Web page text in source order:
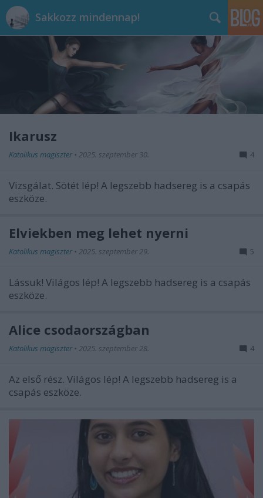
Sakkozz mindennap!
Ikarusz
Katolikus magiszter • 2025. szeptember 30. 4
Vizsgálat. Sötét lép! A legszebb hadsereg is a csapás
eszköze.
Elviekben meg lehet nyerni
Katolikus magiszter • 2025. szeptember 29. 5
Lássuk! Világos lép! A legszebb hadsereg is a csapás
eszköze.
Alice csodaországban
Katolikus magiszter • 2025. szeptember 28. 4
Az első rész. Világos lép! A legszebb hadsereg is a
csapás eszköze.